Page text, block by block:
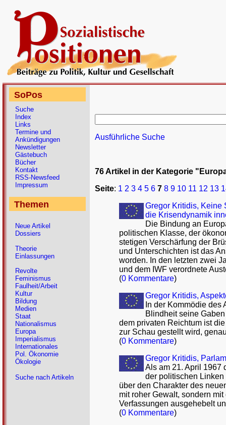
Ausführliche Suche
76 Artikel in der Kategorie
Seite: 1 2 3 4 5 6 7 8 9 10 11 12 13
Gregor Kritidis, Keine
die Krisendynamik
Die Bindung an
politischen Klasse, der
stetigen Verschärfung der
und Unterschichten ist das
worden. In den letzten zwei
und dem IWF verordnete
(0 Kommentare)
Gregor Kritidis,
In der Kommödie
Blindheit seine
dem privaten Reichtum ist
zur Schau gestellt wird,
(0 Kommentare)
Gregor Kritidis,
Als am 21. April 1967
der politischen
über den Charakter des
mit roher Gewalt, sondern
Verfassungen ausgehebelt
(0 Kommentare)
SoPos
Suche
Index
Links
Termine und
Ankündigungen
Newsletter
Gästebuch
Bücher
Kontakt
RSS-Newsfeed
Impressum
Themen
Neue Artikel
Dossiers
Theorie
Einlassungen
Revolte
Feminismus
Faulheit/Arbeit
Kultur
Bildung
Medien
Staat
Nationalismus
Europa
Imperialismus
Internationales
Pol. Ökonomie
Ökologie
Suche nach Artikeln